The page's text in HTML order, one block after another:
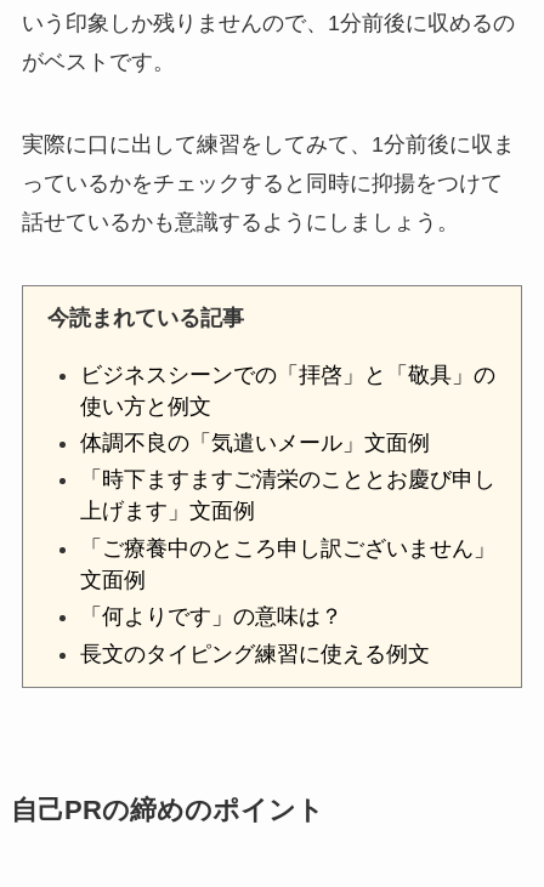
いう印象しか残りませんので、1分前後に収めるの
がベストです。
実際に口に出して練習をしてみて、1分前後に収ま
っているかをチェックすると同時に抑揚をつけて
話せているかも意識するようにしましょう。
今読まれている記事
ビジネスシーンでの「拝啓」と「敬具」の
使い方と例文
体調不良の「気遣いメール」文面例
「時下ますますご清栄のこととお慶び申し
上げます」文面例
「ご療養中のところ申し訳ございません」
文面例
「何よりです」の意味は？
長文のタイピング練習に使える例文
自己PRの締めのポイント